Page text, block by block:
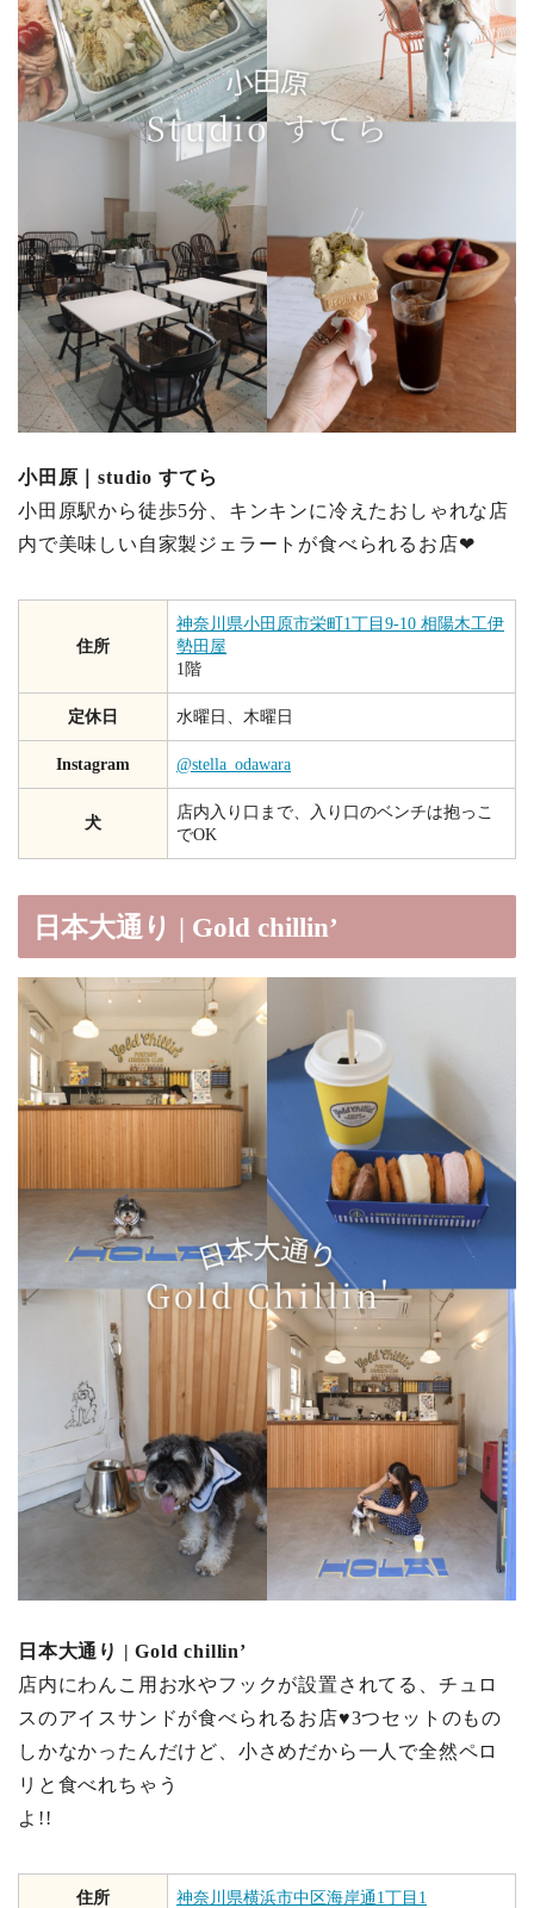
小田原｜studio すてら
小田原駅から徒歩5分、キンキンに冷えたおしゃれな店
内で美味しい自家製ジェラートが食べられるお店❤︎
住所
神奈川県小田原市栄町1丁目9-10 相陽木工伊
勢田屋
1階
定休日 水曜日、木曜日
Instagram @stella_odawara
犬
店内入り口まで、入り口のベンチは抱っこ
でOK
日本大通り | Gold chillin’
日本大通り | Gold chillin’
店内にわんこ用お水やフックが設置されてる、チュロ
スのアイスサンドが食べられるお店♥3つセットのもの
しかなかったんだけど、小さめだから一人で全然ペロ
リと食べれちゃう
よ!!
住所 神奈川県横浜市中区海岸通1丁目1